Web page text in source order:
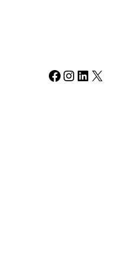
Facebook Instagram LinkedIn X